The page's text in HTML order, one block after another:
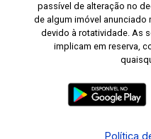
passível de alteração no
de algum imóvel anunciado
devido à rotatividade. As
implicam em reserva,
Política